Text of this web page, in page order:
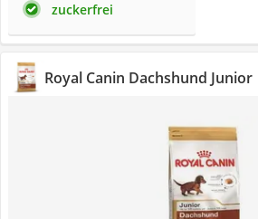
zuckerfrei
Royal Canin Dachshund Junior